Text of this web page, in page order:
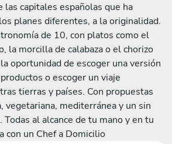
las capitales españolas que ha
planes diferentes, a la originalidad.
de 10, con platos como el
la morcilla de calabaza o el chorizo
oportunidad de escoger una versión
o escoger un viaje
tierras y países. Con propuestas
vegetariana, mediterránea y un sin
al alcance de tu mano y en tu
con un Chef a Domicilio